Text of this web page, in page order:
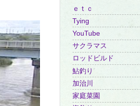
ｅｔｃ
Tying
YouTube
サクラマス
ロッドビルド
鮎釣り
加治川
家庭菜園